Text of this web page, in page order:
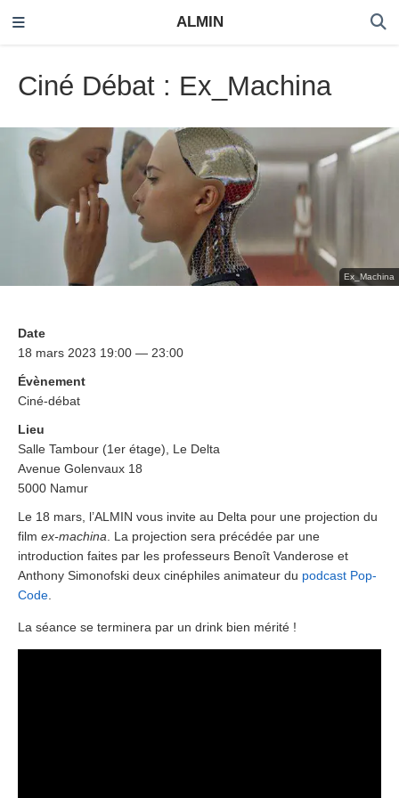
ALMIN
Ciné Débat : Ex_Machina
Ex_Machina
Date
18 mars 2023 19:00 — 23:00
Évènement
Ciné-débat
Lieu
Salle Tambour (1er étage), Le Delta
Avenue Golenvaux 18
5000 Namur
Le 18 mars, l’ALMIN vous invite au Delta pour une projection du
film ex-machina. La projection sera précédée par une
introduction faites par les professeurs Benoît Vanderose et
Anthony Simonofski deux cinéphiles animateur du podcast Pop-
Code.
La séance se terminera par un drink bien mérité !